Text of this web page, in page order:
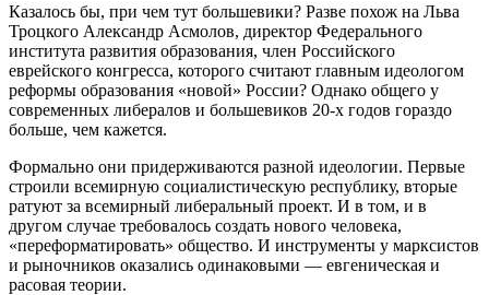
Казалось бы, при чем тут большевики? Разве похож на Льва
Троцкого Александр Асмолов, директор Федерального
института развития образования, член Российского
еврейского конгресса, которого считают главным идеологом
реформы образования «новой» России? Однако общего у
современных либералов и большевиков 20-х годов гораздо
больше, чем кажется.
Формально они придерживаются разной идеологии. Первые
строили всемирную социалистическую республику, вторые
ратуют за всемирный либеральный проект. И в том, и в
другом случае требовалось создать нового человека,
«переформатировать» общество. И инструменты у марксистов
и рыночников оказались одинаковыми — евгеническая и
расовая теории.